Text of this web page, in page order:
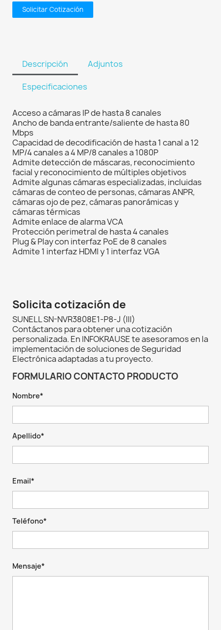
Solicitar Cotización
Descripción Adjuntos
Especificaciones
Acceso a cámaras IP de hasta 8 canales
Ancho de banda entrante/saliente de hasta 80
Mbps
Capacidad de decodificación de hasta 1 canal a 12
MP/4 canales a 4 MP/8 canales a 1080P
Admite detección de máscaras, reconocimiento
facial y reconocimiento de múltiples objetivos
Admite algunas cámaras especializadas, incluidas
cámaras de conteo de personas, cámaras ANPR,
cámaras ojo de pez, cámaras panorámicas y
cámaras térmicas
Admite enlace de alarma VCA
Protección perimetral de hasta 4 canales
Plug & Play con interfaz PoE de 8 canales
Admite 1 interfaz HDMI y 1 interfaz VGA
Solicita cotización de
SUNELL SN-NVR3808E1-P8-J (III)
Contáctanos para obtener una cotización
personalizada. En INFOKRAUSE te asesoramos en la
implementación de soluciones de Seguridad
Electrónica adaptadas a tu proyecto.
FORMULARIO CONTACTO PRODUCTO
Nombre*
Apellido*
Email*
Teléfono*
Mensaje*